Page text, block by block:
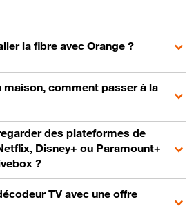
la fibre avec Orange ?
maison, comment passer à la
des plateformes de
Disney+ ou Paramount+
?
TV avec une offre